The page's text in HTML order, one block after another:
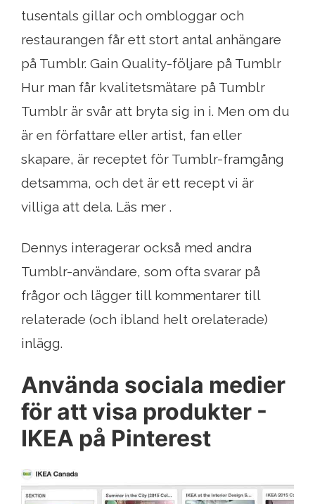
tusentals gillar och ombloggar och
restaurangen får ett stort antal anhängare
på Tumblr. Gain Quality-följare på Tumblr
Hur man får kvalitetsmätare på Tumblr
Tumblr är svår att bryta sig in i. Men om du
är en författare eller artist, fan eller
skapare, är receptet för Tumblr-framgång
detsamma, och det är ett recept vi är
villiga att dela. Läs mer .
Dennys interagerar också med andra
Tumblr-användare, som ofta svarar på
frågor och lägger till kommentarer till
relaterade (och ibland helt orelaterade)
inlägg.
Använda sociala medier
för att visa produkter -
IKEA på Pinterest